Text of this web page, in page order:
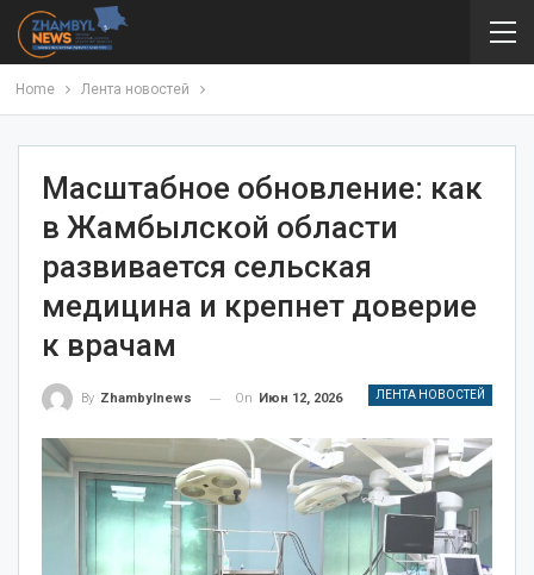
Home Лента новостей
Масштабное обновление: как
в Жамбылской области
развивается сельская
медицина и крепнет доверие
к врачам
ЛЕНТА НОВОСТЕЙ
By Zhambylnews On Июн 12, 2026